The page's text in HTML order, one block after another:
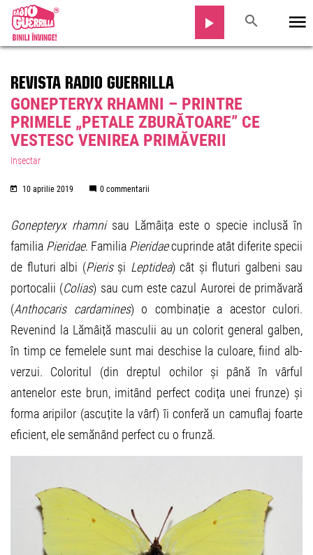
REVISTA RADIO GUERRILLA
GONEPTERYX RHAMNI – PRINTRE
PRIMELE „PETALE ZBURĂTOARE” CE
VESTESC VENIREA PRIMĂVERII
Insectar
10 aprilie 2019 0 commentarii
Gonepteryx rhamnisau Lămâița este o specie inclusă în
familia Pieridae. Familia Pieridaecuprinde atât diferite specii
de fluturi albi (Pierisși Leptidea) cât și fluturi galbeni sau
portocalii (Colias) sau cum este cazul Aurorei de primăvară
(Anthocaris cardamines) o combinație a acestor culori.
Revenind la Lămâiță masculii au un colorit general galben,
în timp ce femelele sunt mai deschise la culoare, fiind alb-
verzui. Coloritul (din dreptul ochilor și până în vârful
antenelor este brun, imitând perfect codița unei frunze) și
forma aripilor (ascuțite la vârf) îi conferă un camuflaj foarte
eficient, ele semănând perfect cu o frunză.